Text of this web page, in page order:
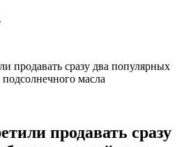
продавать сразу два популярных
масла
продавать сразу